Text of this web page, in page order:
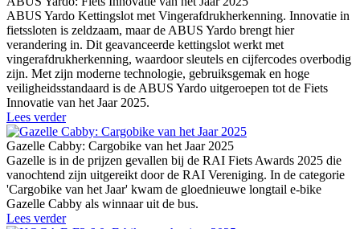
ABUS Yardo Kettingslot met Vingerafdrukherkenning. Innovatie in
fietssloten is zeldzaam, maar de ABUS Yardo brengt hier
verandering in. Dit geavanceerde kettingslot werkt met
vingerafdrukherkenning, waardoor sleutels en cijfercodes overbodig
zijn. Met zijn moderne technologie, gebruiksgemak en hoge
veiligheidsstandaard is de ABUS Yardo uitgeroepen tot de Fiets
Innovatie van het Jaar 2025.
Lees verder
Gazelle Cabby: Cargobike van het Jaar 2025
Gazelle is in de prijzen gevallen bij de RAI Fiets Awards 2025 die
vanochtend zijn uitgereikt door de RAI Vereniging. In de categorie
'Cargobike van het Jaar' kwam de gloednieuwe longtail e-bike
Gazelle Cabby als winnaar uit de bus.
Lees verder